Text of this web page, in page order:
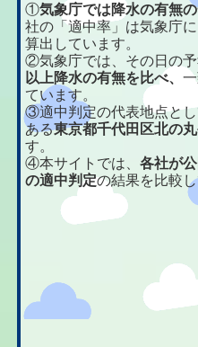
①気象庁では降水の有無
社の「適中率」は気象庁
算出しています。
②気象庁では、その日の
以上降水の有無を比べ、
ています。
③適中判定の代表地点と
ある東京都千代田区北の
す。
④本サイトでは、各社が
の適中判定の結果を比較し